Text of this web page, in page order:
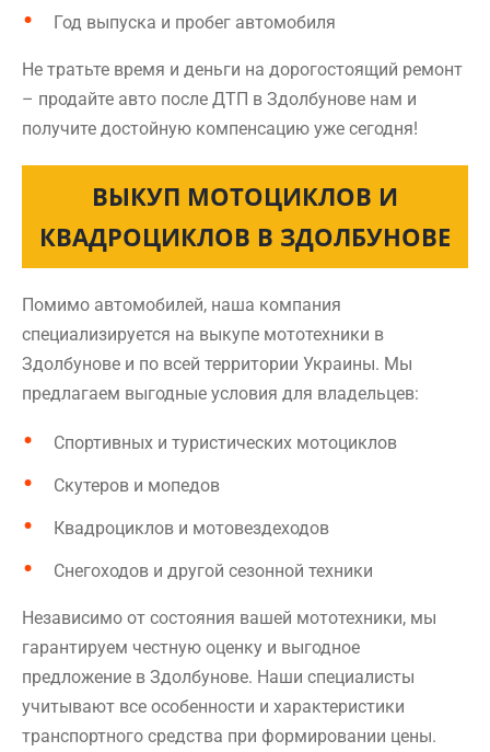
Год выпуска и пробег автомобиля
Не тратьте время и деньги на дорогостоящий ремонт
– продайте авто после ДТП в Здолбунове нам и
получите достойную компенсацию уже сегодня!
ВЫКУП МОТОЦИКЛОВ И
КВАДРОЦИКЛОВ В ЗДОЛБУНОВЕ
Помимо автомобилей, наша компания
специализируется на выкупе мототехники в
Здолбунове и по всей территории Украины. Мы
предлагаем выгодные условия для владельцев:
Спортивных и туристических мотоциклов
Скутеров и мопедов
Квадроциклов и мотовездеходов
Снегоходов и другой сезонной техники
Независимо от состояния вашей мототехники, мы
гарантируем честную оценку и выгодное
предложение в Здолбунове. Наши специалисты
учитывают все особенности и характеристики
транспортного средства при формировании цены.